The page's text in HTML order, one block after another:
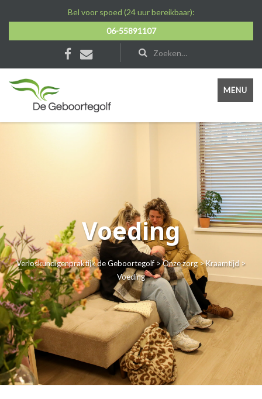
Bel voor spoed (24 uur bereikbaar):
06-55891107
MENU
Voeding
Verloskundigenpraktijk de Geboortegolf>Onze zorg>Kraamtijd>
Voeding